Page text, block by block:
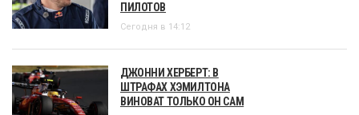
ПИЛОТОВ
Сегодня в 14:12
ДЖОННИ ХЕРБЕРТ: В
ШТРАФАХ ХЭМИЛТОНА
ВИНОВАТ ТОЛЬКО ОН САМ